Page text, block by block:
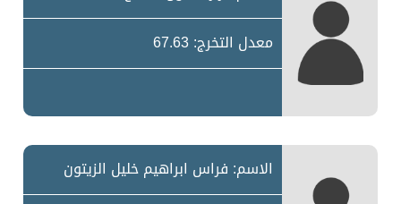
معدل التخرج: 67.63
الاسم: فراس ابراهيم خليل الزيتون